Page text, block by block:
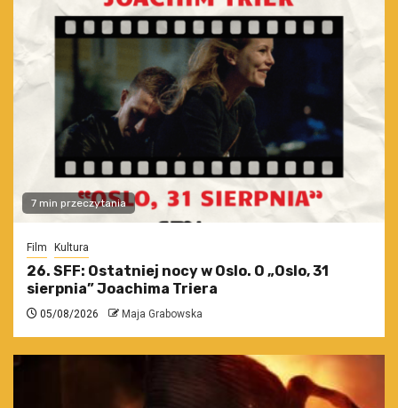
7 min przeczytania
Film Kultura
26. SFF: Ostatniej nocy w Oslo. O „Oslo, 31
sierpnia” Joachima Triera
05/08/2026 Maja Grabowska